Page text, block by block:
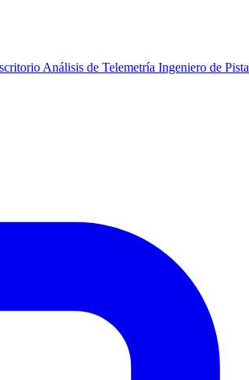
Análisis de Telemetría Ingeniero de Pista